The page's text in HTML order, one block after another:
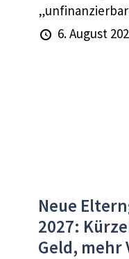
6. August
Neue
2027:
Geld, mehr